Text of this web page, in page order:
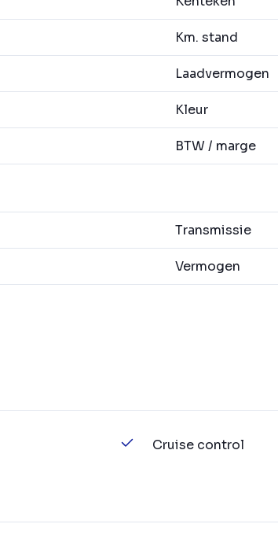
Km. stand
Laadvermogen
Kleur
BTW / marge
Transmissie
Vermogen
Cruise control